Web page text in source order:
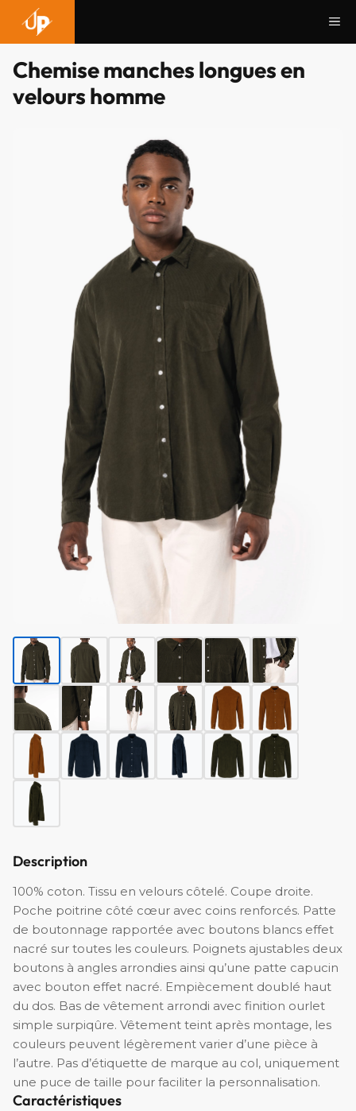
contenu
Chemise manches longues en
velours homme
Description
100% coton. Tissu en velours côtelé. Coupe droite.
Poche poitrine côté cœur avec coins renforcés. Patte
de boutonnage rapportée avec boutons blancs effet
nacré sur toutes les couleurs. Poignets ajustables deux
boutons à angles arrondies ainsi qu’une patte capucin
avec bouton effet nacré. Empiècement doublé haut
du dos. Bas de vêtement arrondi avec finition ourlet
simple surpiqûre. Vêtement teint après montage, les
couleurs peuvent légèrement varier d’une pièce à
l’autre. Pas d’étiquette de marque au col, uniquement
une puce de taille pour faciliter la personnalisation.
Caractéristiques